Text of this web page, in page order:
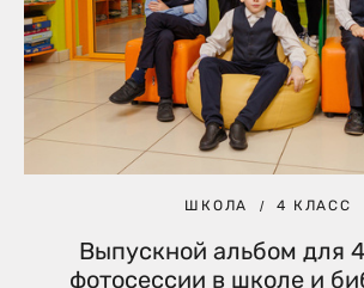
ШКОЛА 4 КЛАСС
Выпускной альбом для
фотосессии в школе и